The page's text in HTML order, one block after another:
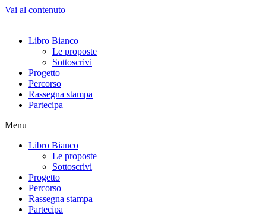
Vai al contenuto
Libro Bianco
Le proposte
Sottoscrivi
Progetto
Percorso
Rassegna stampa
Partecipa
Menu
Libro Bianco
Le proposte
Sottoscrivi
Progetto
Percorso
Rassegna stampa
Partecipa